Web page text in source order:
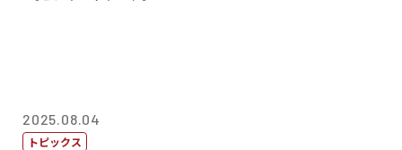
2025.08.04
トピックス